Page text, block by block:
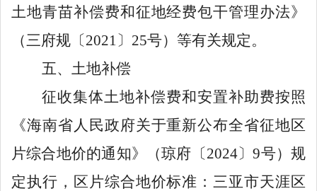
土地青苗补偿费和征地经费包干管理办法》
（三府规〔2021 〕 25号）等有关规定。
五、土地补偿
征收集体土地补偿费和安置补助费按照
《海南省人民政府关于重新公布全省征地区
片综合地价的通知》
（琼府〔2024〕9号）规
定执行， 区片综合地价标准：三亚市天涯区